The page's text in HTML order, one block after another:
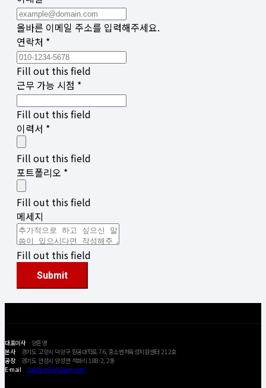
올바른 이메일 주소를 입력해주세요.
연락처 *
Fill out this field
근무 가능 시점 *
Fill out this field
이력서 *
Fill out this field
포트폴리오 *
Fill out this field
메세지
Fill out this field
Submit
대표이사양준영
본사경기도 고양시 덕양구 항공대학로 76, 중소벤처육성지원센터 212호
공장경기도 안성시 양성면 석화리 188-2, 2동
E-mail
contact@vfspace.com